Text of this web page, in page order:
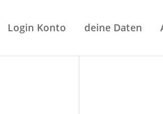
Login Konto deine Daten